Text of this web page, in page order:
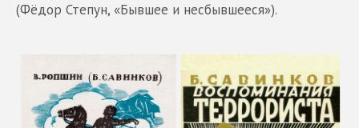
(Фёдор Степун, «Бывшее и несбывшееся»).